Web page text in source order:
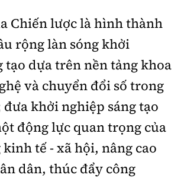
Chiến lược là hình thành
rộng làn sóng khởi
tạo dựa trên nền tảng khoa
và chuyển đổi số trong
khởi nghiệp sáng tạo
động lực quan trọng của
tế - xã hội, nâng cao
dân, thúc đẩy công